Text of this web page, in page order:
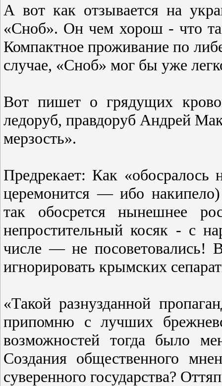
А вот как отзывается на
«Сноб». Он чем хорош - что
Компактное проживание по
случае, «Сноб» мог бы уже
Вот пишет о грядущих
ледоруб, правдоруб Андрей
мерзость».
Предрекает: Как
церемонится — ибо накипело)
так обосрется нынешнее
непростительный косяк - с
числе — не посоветовались!
игнорировать крымских
«Такой разнузданной
припомню с лучших
возможностей тогда было
Создания общественного
суверенного государства?